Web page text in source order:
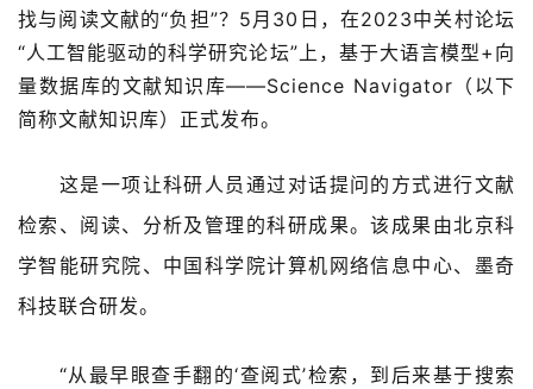
找与阅读文献的“负担”？5月30日，在2023中关村论坛
“人工智能驱动的科学研究论坛”上，基于大语言模型+向
量数据库的文献知识库——Science Navigator（以下
简称文献知识库）正式发布。
这是一项让科研人员通过对话提问的方式进行文献
检索、阅读、分析及管理的科研成果。该成果由北京科
学智能研究院、中国科学院计算机网络信息中心、墨奇
科技联合研发。
“从最早眼查手翻的‘查阅式’检索，到后来基于搜索